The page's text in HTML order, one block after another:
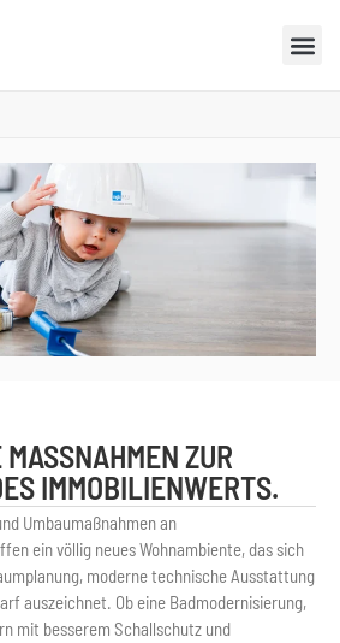
ZUR S
IMMOBILIENWERTS.
Umbaumaßnahmen an
ein völlig neues Wohnambiente, das sich
moderne technische Ausstattung
auszeichnet. Ob eine Badmodernisierung,
mit besserem Schallschutz und